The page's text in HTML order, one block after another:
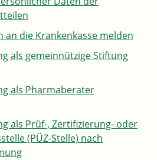
an die Krankenkasse melden
als gemeinnützige Stiftung
als Pharmaberater
als Prüf-, Zertifizierung- oder
(PÜZ-Stelle) nach